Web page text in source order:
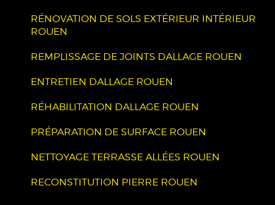
RÉNOVATION DE SOLS EXTÉRIEUR INTÉRIEUR
ROUEN
REMPLISSAGE DE JOINTS DALLAGE ROUEN
ENTRETIEN DALLAGE ROUEN
RÉHABILITATION DALLAGE ROUEN
PRÉPARATION DE SURFACE ROUEN
NETTOYAGE TERRASSE ALLÉES ROUEN
RECONSTITUTION PIERRE ROUEN